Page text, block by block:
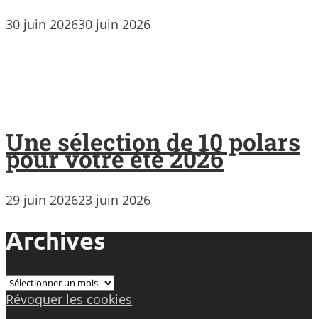
30 juin 202630 juin 2026
Une sélection de 10 polars
pour votre été 2026
29 juin 202623 juin 2026
Archives
Archives
Révoquer les cookies